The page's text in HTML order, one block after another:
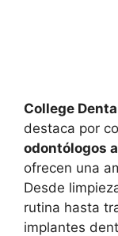
College
destaca por
odontólogos
ofrecen una
Desde
rutina hasta
implantes